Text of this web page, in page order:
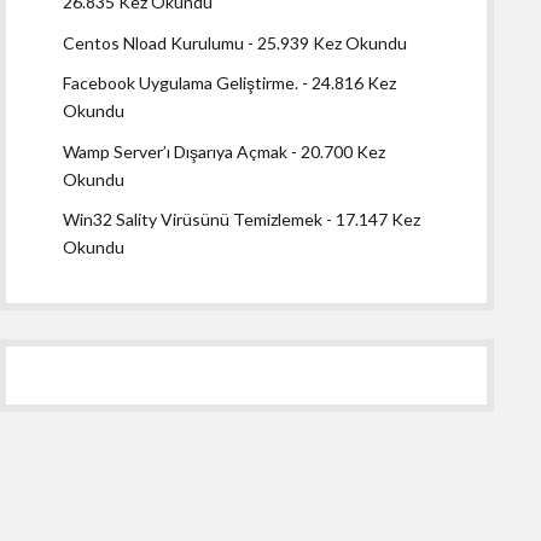
Centos Nload Kurulumu - 25.939 Kez Okundu
Facebook Uygulama Geliştirme. - 24.816 Kez
Okundu
Wamp Server’ı Dışarıya Açmak - 20.700 Kez
Okundu
Win32 Sality Virüsünü Temizlemek - 17.147 Kez
Okundu